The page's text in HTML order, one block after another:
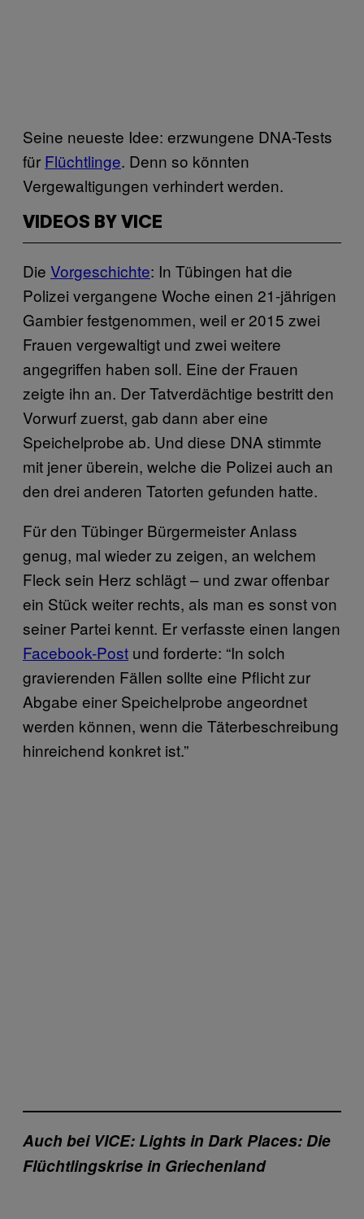
Seine neueste Idee: erzwungene DNA-Tests
für Flüchtlinge. Denn so könnten
Vergewaltigungen verhindert werden.
VIDEOS BY VICE
Die Vorgeschichte: In Tübingen hat die
Polizei vergangene Woche einen 21-jährigen
Gambier festgenommen, weil er 2015 zwei
Frauen vergewaltigt und zwei weitere
angegriffen haben soll. Eine der Frauen
zeigte ihn an. Der Tatverdächtige bestritt den
Vorwurf zuerst, gab dann aber eine
Speichelprobe ab. Und diese DNA stimmte
mit jener überein, welche die Polizei auch an
den drei anderen Tatorten gefunden hatte.
Für den Tübinger Bürgermeister Anlass
genug, mal wieder zu zeigen, an welchem
Fleck sein Herz schlägt – und zwar offenbar
ein Stück weiter rechts, als man es sonst von
seiner Partei kennt. Er verfasste einen langen
Facebook-Post und forderte: “In solch
gravierenden Fällen sollte eine Pflicht zur
Abgabe einer Speichelprobe angeordnet
werden können, wenn die Täterbeschreibung
hinreichend konkret ist.”
Auch bei VICE: Lights in Dark Places: Die
Flüchtlingskrise in Griechenland